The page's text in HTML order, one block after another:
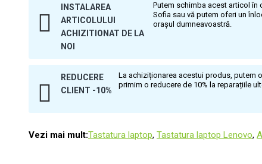
INSTALAREA
ARTICOLULUI
ACHIZITIONAT DE LA
NOI
Putem schimba acest articol în
Sofia sau vă putem oferi un
orașul dumneavoastră.
REDUCERE
CLIENT -10%
La achiziționarea acestui produs, putem
primim o reducere de 10% la reparațiile
Vezi mai mult:Tastatura laptop, Tastatura laptop Lenovo,